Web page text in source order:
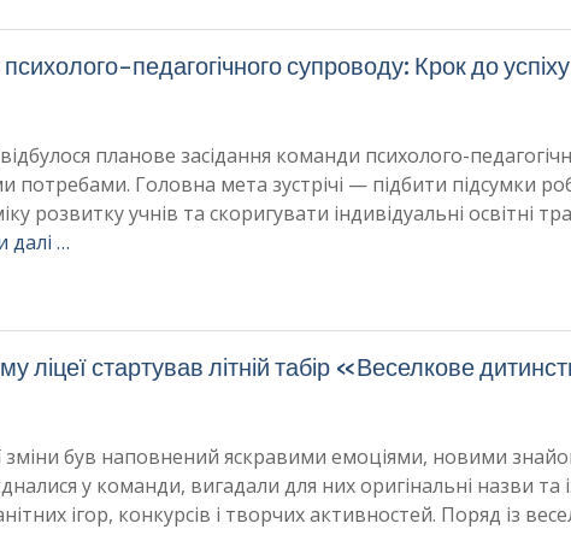
педагогічного супроводу: Крок до
планове засідання команди психолого-
потребами. Головна мета зустрічі — підбити підсумки
розвитку учнів та скоригувати індивідуальні освітні
далі …
ліцеї стартував літній табір «Веселкове
був наповнений яскравими емоціями, новими
у команди, вигадали для них оригінальні назви та
ігор, конкурсів і творчих активностей. Поряд із